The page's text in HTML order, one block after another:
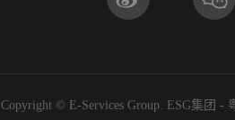
Copyright © E-Services Group. ESG集团 -